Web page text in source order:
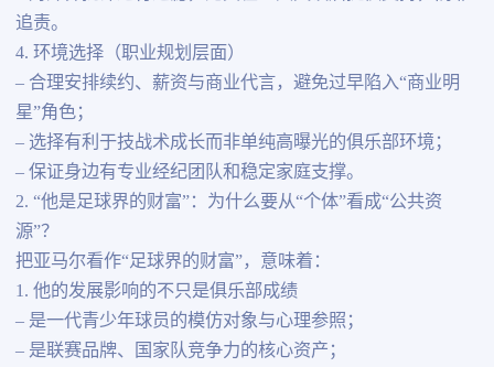
追责。
4. 环境选择（职业规划层面）
– 合理安排续约、薪资与商业代言，避免过早陷入“商业明
星”角色；
– 选择有利于技战术成长而非单纯高曝光的俱乐部环境；
– 保证身边有专业经纪团队和稳定家庭支撑。
2. “他是足球界的财富”：为什么要从“个体”看成“公共资
源”？
把亚马尔看作“足球界的财富”，意味着：
1. 他的发展影响的不只是俱乐部成绩
– 是一代青少年球员的模仿对象与心理参照；
– 是联赛品牌、国家队竞争力的核心资产；